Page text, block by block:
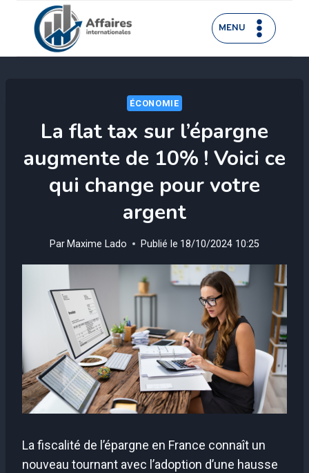
contenu
MENU
ÉCONOMIE
La flat tax sur l’épargne
augmente de 10% ! Voici ce
qui change pour votre
argent
Par Maxime Lado Publié le 18/10/2024 10:25
La fiscalité de l’épargne en France connaît un
nouveau tournant avec l’adoption d’une hausse